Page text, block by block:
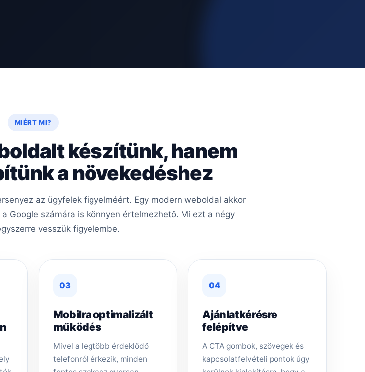
MIÉRT MI?
készítünk, hanem
a növekedéshez
az ügyfelek figyelméért. Egy modern weboldal akkor
Google számára is könnyen értelmezhető. Mi ezt a négy
vesszük figyelembe.
03
Mobilra optimalizált
működés
Mivel a legtöbb érdeklődő
telefonról érkezik, minden
04
Ajánlatkérésre
felépítve
A CTA gombok, szövegek és
kapcsolatfelvételi pontok úgy